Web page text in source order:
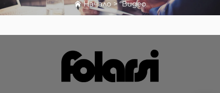
Начало>Видео